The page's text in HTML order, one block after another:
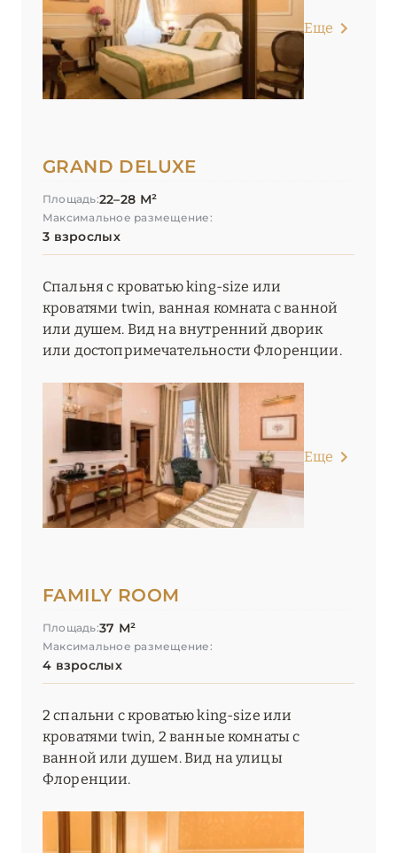
Еще
GRAND DELUXE
Площадь:22–28 М²
Максимальное размещение:
3 взрослых
Спальня с кроватью king-size или
кроватями twin, ванная комната с ванной
или душем. Вид на внутренний дворик
или достопримечательности Флоренции.
Еще
FAMILY ROOM
Площадь:37 М²
Максимальное размещение:
4 взрослых
2 спальни с кроватью king-size или
кроватями twin, 2 ванные комнаты с
ванной или душем. Вид на улицы
Флоренции.